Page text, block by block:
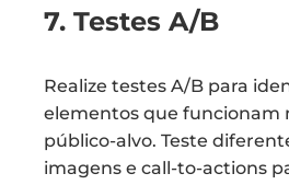
7. Testes A/B
Realize testes A/B para
elementos que funcionam
público-alvo. Teste
imagens e call-to-actions